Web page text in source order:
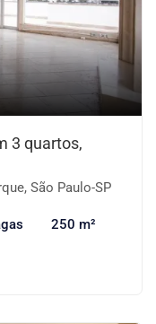
3 quartos,
São Paulo-SP
250 m²